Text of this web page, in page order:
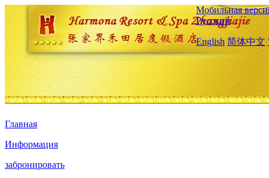
Мобильная
Русский
English 简体中文
Главная
Информация
забронировать